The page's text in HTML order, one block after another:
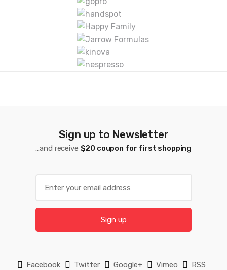
Sign up to Newsletter
...and receive $20 coupon for first shopping
a
l
Sign up
Facebook Twitter Google+ Vimeo RSS